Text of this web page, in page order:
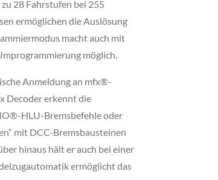
28 Fahrstufen bei 255
ermöglichen die Auslösung
macht auch mit
möglich.
Anmeldung an mfx®-
Decoder erkennt die
HLU-Bremsbefehle oder
mit DCC-Bremsbausteinen
hinaus hält er auch bei einer
ermöglicht das